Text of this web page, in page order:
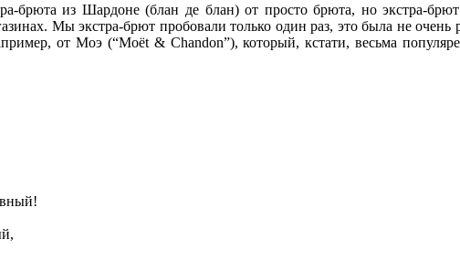
брюта из Шардоне (блан де блан) от просто брюта, но экстра-
Мы экстра-брют пробовали только один раз, это была не очень
от Моэ (“Moёt & Chandon”), который, кстати, весьма